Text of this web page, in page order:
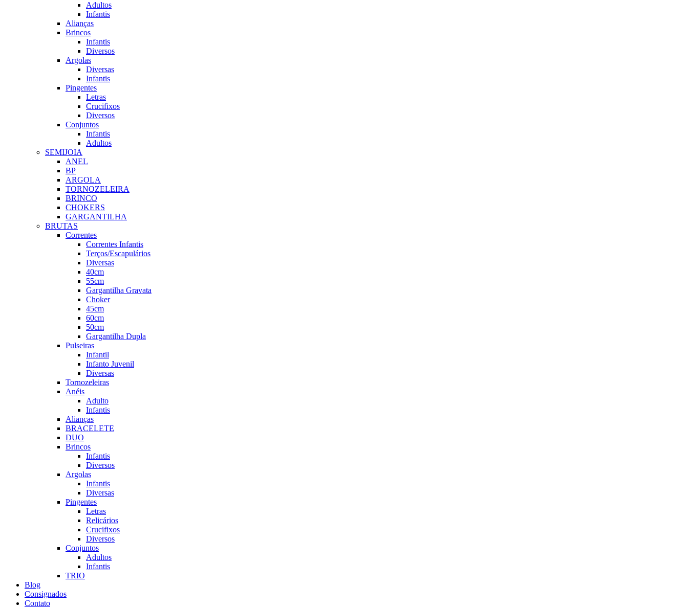
Adultos
Infantis
Alianças
Brincos
Infantis
Diversos
Argolas
Diversas
Infantis
Pingentes
Letras
Crucifixos
Diversos
Conjuntos
Infantis
Adultos
SEMIJOIA
ANEL
BP
ARGOLA
TORNOZELEIRA
BRINCO
CHOKERS
GARGANTILHA
BRUTAS
Correntes
Correntes Infantis
Terços/Escapulários
Diversas
40cm
55cm
Gargantilha Gravata
Choker
45cm
60cm
50cm
Gargantilha Dupla
Pulseiras
Infantil
Infanto Juvenil
Diversas
Tornozeleiras
Anéis
Adulto
Infantis
Alianças
BRACELETE
DUO
Brincos
Infantis
Diversos
Argolas
Infantis
Diversas
Pingentes
Letras
Relicários
Crucifixos
Diversos
Conjuntos
Adultos
Infantis
TRIO
Blog
Consignados
Contato